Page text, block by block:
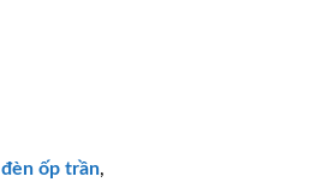
đèn ốp trần,